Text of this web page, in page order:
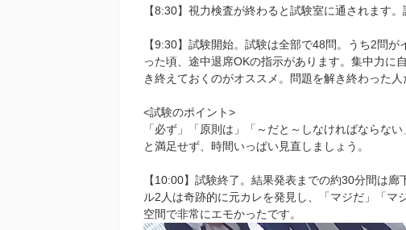
【8:30】視力検査が終わると試験室に通されます
【9:30】試験開始。試験は全部で48問。うち2問
った頃、途中退席OKの指示があります。集中力に
き終えておくのがオススメ。問題を解き終わった
<試験のポイント>
「必ず」「原則は」「～だと～しなければならな
と満足せず、時間いっぱい見直しましょう。
【10:00】試験終了。結果発表までの約30分間は
ル2人は奇跡的に元カレを発見し、「マジだ」「マ
空間で非常にエモかったです。